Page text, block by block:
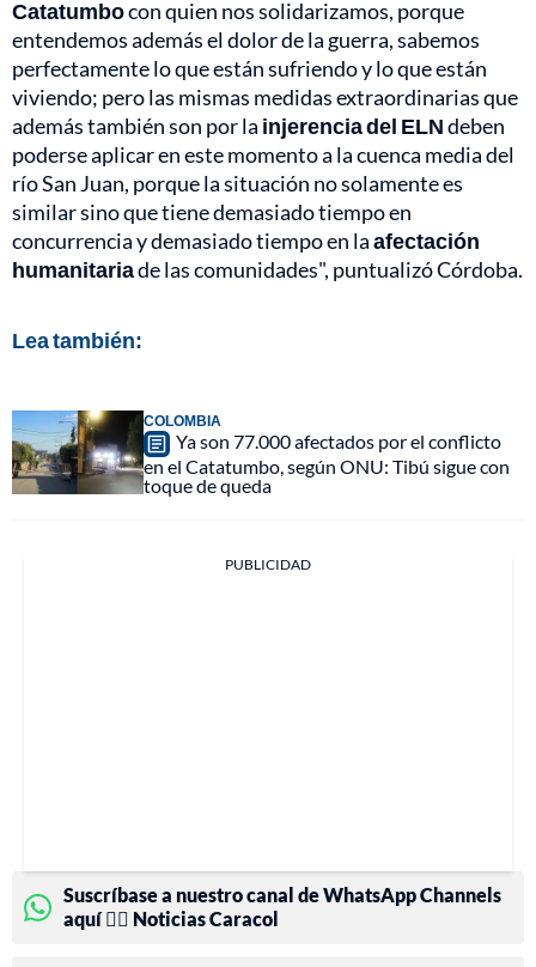
Catatumbocon quien nos solidarizamos, porque
entendemos además el dolor de la guerra, sabemos
perfectamente lo que están sufriendo y lo que están
viviendo; pero las mismas medidas extraordinarias que
además también son por la injerencia del ELNdeben
poderse aplicar en este momento a la cuenca media del
río San Juan, porque la situación no solamente es
similar sino que tiene demasiado tiempo en
concurrencia y demasiado tiempo en laafectación
humanitariade las comunidades", puntualizó Córdoba.
Lea también:
COLOMBIA
Ya son 77.000 afectados por el conflicto
en el Catatumbo, según ONU: Tibú sigue con
toque de queda
PUBLICIDAD
Suscríbase a nuestro canal de WhatsApp Channels
aquí 👉🏻 Noticias Caracol